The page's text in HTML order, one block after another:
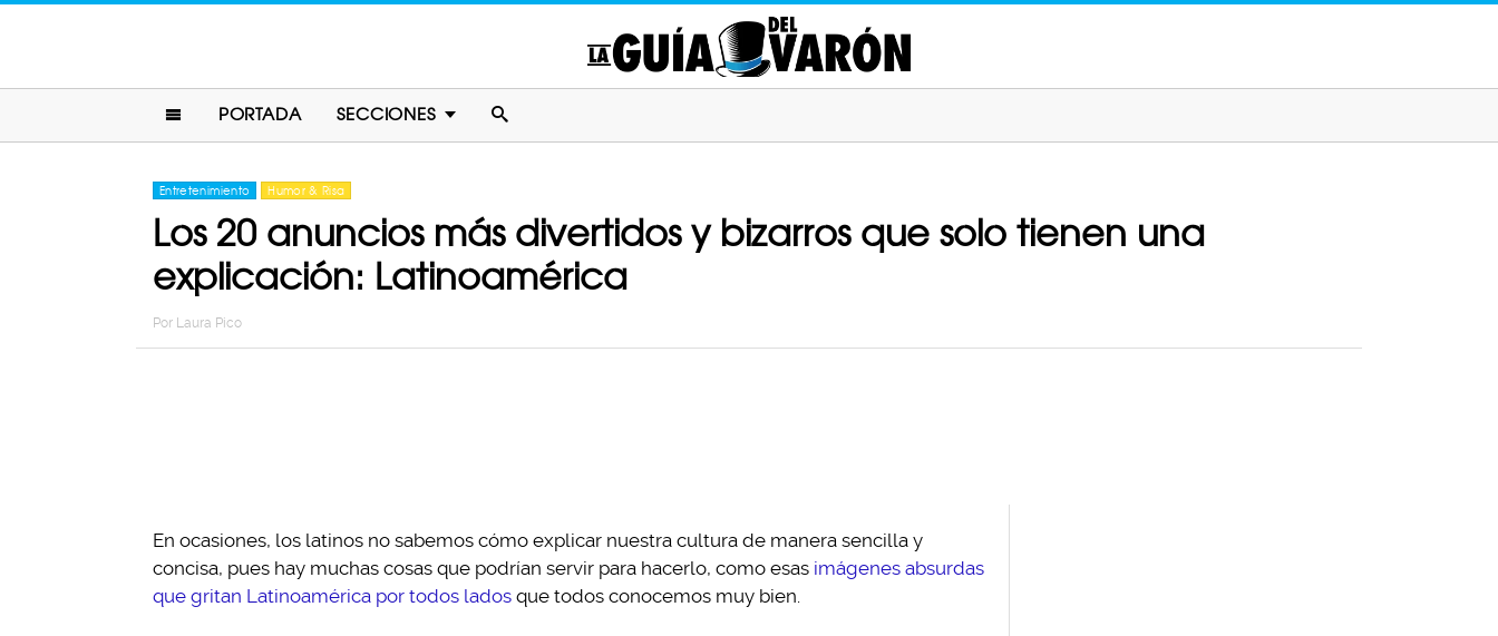
PORTADA SECCIONES
Entretenimiento Humor & Risa
Los 20 anuncios más divertidos y bizarros que solo tienen una
explicación: Latinoamérica
Por Laura Pico
En ocasiones, los latinos no sabemos cómo explicar nuestra cultura de manera sencilla y
concisa, pues hay muchas cosas que podrían servir para hacerlo, como esas imágenes absurdas
que gritan Latinoamérica por todos lados que todos conocemos muy bien.